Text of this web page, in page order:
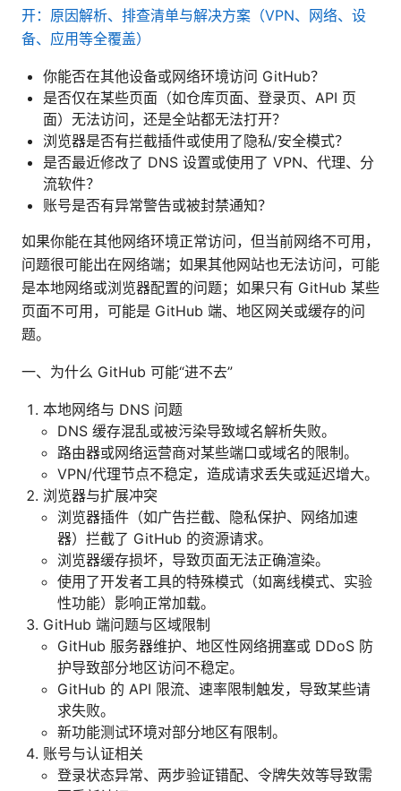
开：原因解析、排查清单与解决方案（VPN、网络、设
备、应用等全覆盖）
你能否在其他设备或网络环境访问 GitHub？
是否仅在某些页面（如仓库页面、登录页、API 页
面）无法访问，还是全站都无法打开？
浏览器是否有拦截插件或使用了隐私/安全模式？
是否最近修改了 DNS 设置或使用了 VPN、代理、分
流软件？
账号是否有异常警告或被封禁通知？
如果你能在其他网络环境正常访问，但当前网络不可用，
问题很可能出在网络端；如果其他网站也无法访问，可能
是本地网络或浏览器配置的问题；如果只有 GitHub 某些
页面不可用，可能是 GitHub 端、地区网关或缓存的问
题。
一、为什么 GitHub 可能“进不去”
本地网络与 DNS 问题
DNS 缓存混乱或被污染导致域名解析失败。
路由器或网络运营商对某些端口或域名的限制。
VPN/代理节点不稳定，造成请求丢失或延迟增大。
浏览器与扩展冲突
浏览器插件（如广告拦截、隐私保护、网络加速
器）拦截了 GitHub 的资源请求。
浏览器缓存损坏，导致页面无法正确渲染。
使用了开发者工具的特殊模式（如离线模式、实验
性功能）影响正常加载。
GitHub 端问题与区域限制
GitHub 服务器维护、地区性网络拥塞或 DDoS 防
护导致部分地区访问不稳定。
GitHub 的 API 限流、速率限制触发，导致某些请
求失败。
新功能测试环境对部分地区有限制。
账号与认证相关
登录状态异常、两步验证错配、令牌失效等导致需